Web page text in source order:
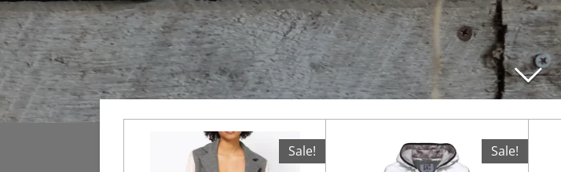
Sale! Sale!